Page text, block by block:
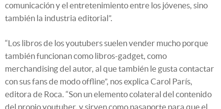
comunicación y el entretenimiento entre los jóvenes, sino
también la industria editorial”.
“Los libros de los youtubers suelen vender mucho porque
también funcionan como libros-gadget, como
merchandising del autor, al que también le gusta contactar
con sus fans de modo offline”, nos explica Carol París,
editora de Roca. “Son un elemento colateral del contenido
del propio youtuber, y sirven como pasaporte para que el